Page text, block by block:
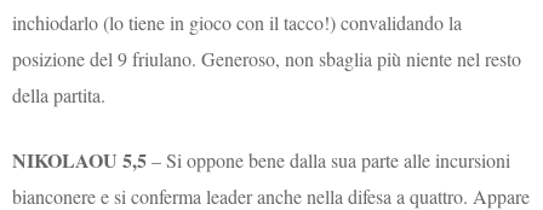
inchiodarlo (lo tiene in gioco con il tacco!) convalidando la
posizione del 9 friulano. Generoso, non sbaglia più niente nel resto
della partita.
NIKOLAOU 5,5– Si oppone bene dalla sua parte alle incursioni
bianconere e si conferma leader anche nella difesa a quattro. Appare